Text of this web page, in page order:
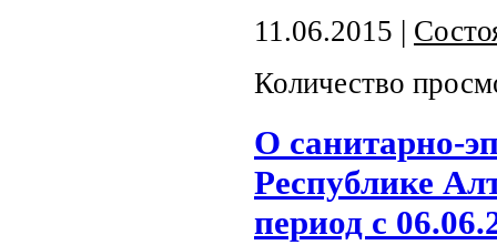
11.06.2015 |
Количество
О санитарно-
Республике
период с